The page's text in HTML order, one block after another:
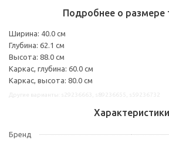
Подробнее о размере
Ширина: 40.0 см
Глубина: 62.1 см
Высота: 88.0 см
Каркас, глубина: 60.0 см
Каркас, высота: 80.0 см
Характеристики
Бренд